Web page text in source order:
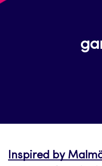
Inspired by